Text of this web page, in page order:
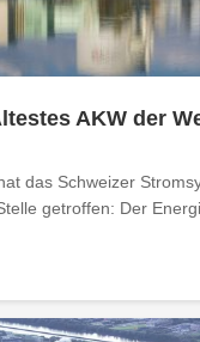
AKW der
das Schweizer
getroffen: Der